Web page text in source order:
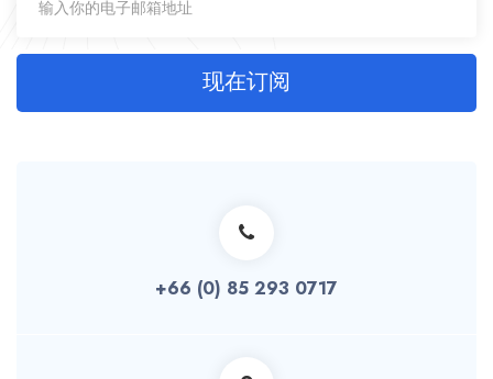
现在订阅
+66 (0) 85 293 0717